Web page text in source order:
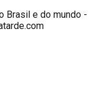
Brasil e do mundo -